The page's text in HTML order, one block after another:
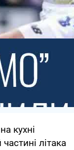
кухні
літака